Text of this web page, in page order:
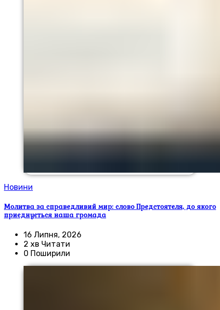
Новини
Молитва за справедливий мир: слово Предстоятеля, до якого
приєднується наша громада
16 Липня, 2026
2 хв Читати
0 Поширили